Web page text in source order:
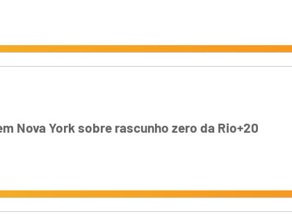
Nova York sobre rascunho zero da Rio+20